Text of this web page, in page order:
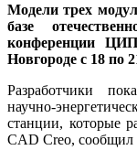
Модели трех
базе
конференции
Новгороде с 18 по
Разработчики
научно-
станции, которые
CAD Creo,